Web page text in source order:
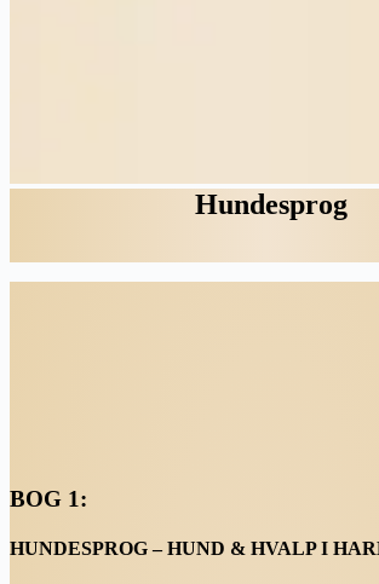
Hundesprog
BOG 1:
HUNDESPROG – HUND & HVALP I